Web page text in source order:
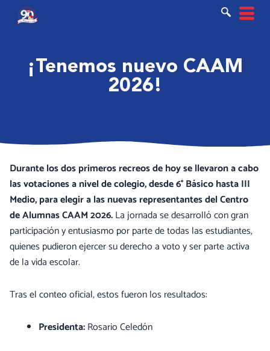
¡Tenemos nuevo CAAM
2026!
Durante los dos primeros recreos de hoy se llevaron a cabo
las votaciones a nivel de colegio, desde 6° Básico hasta III
Medio, para elegir a las nuevas representantes del Centro
de Alumnas CAAM 2026.La jornada se desarrolló con gran
participación y entusiasmo por parte de todas las estudiantes,
quienes pudieron ejercer su derecho a voto y ser parte activa
de la vida escolar.
Tras el conteo oficial, estos fueron los resultados:
Presidenta:Rosario Celedón